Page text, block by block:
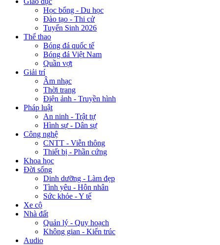
Học bổng - Du học
Đào tạo - Thi cử
Tuyển Sinh 2026
Thể thao
Bóng đá quốc tế
Bóng đá Việt Nam
Quần vợt
Giải trí
Âm nhạc
Thời trang
Điện ảnh - Truyền hình
Pháp luật
An ninh - Trật tự
Hình sự - Dân sự
Công nghệ
CNTT - Viễn thông
Thiết bị - Phần cứng
Khoa học
Đời sống
Dinh dưỡng - Làm đẹp
Tình yêu - Hôn nhân
Sức khỏe - Y tế
Xe cộ
Nhà đất
Quản lý - Quy hoạch
Không gian - Kiến trúc
Audio